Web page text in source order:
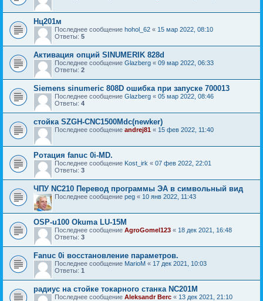
Нц201м
Последнее сообщение hohol_62 « 15 мар 2022, 08:10
Ответы: 5
Активация опций SINUMERIK 828d
Последнее сообщение Glazberg « 09 мар 2022, 06:33
Ответы: 2
Siemens sinumeric 808D ошибка при запуске 700013
Последнее сообщение Glazberg « 05 мар 2022, 08:46
Ответы: 4
стойка SZGH-CNC1500Mdc(newker)
Последнее сообщение andrej81 « 15 фев 2022, 11:40
Ротация fanuc 0i-MD.
Последнее сообщение Kost_irk « 07 фев 2022, 22:01
Ответы: 3
ЧПУ NC210 Перевод программы ЭА в символьный вид
Последнее сообщение peg « 10 янв 2022, 11:43
OSP-u100 Okuma LU-15M
Последнее сообщение AgroGomel123 « 18 дек 2021, 16:48
Ответы: 3
Fanuc 0i восстановление параметров.
Последнее сообщение MarioM « 17 дек 2021, 10:03
Ответы: 1
радиус на стойке токарного станка NC201M
Последнее сообщение Aleksandr Berc « 13 дек 2021, 21:10